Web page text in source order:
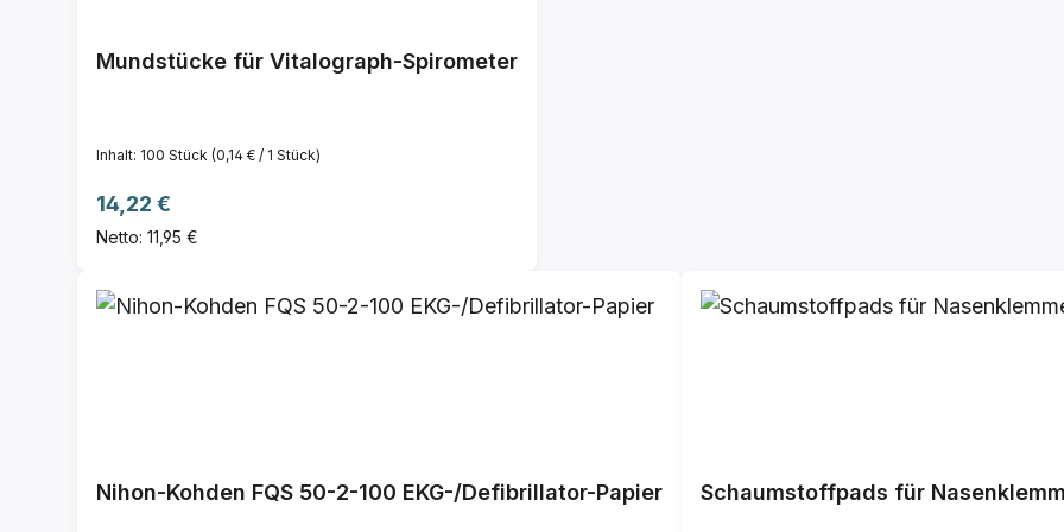
Mundstücke für Vitalograph-Spirometer
Inhalt: 100 Stück (0,14 € / 1 Stück)
Regulärer Preis:
14,22 €
Netto: 11,95 €
Nihon-Kohden FQS 50-2-100 EKG-/Defibrillator-Papier Schaumstoffpads für